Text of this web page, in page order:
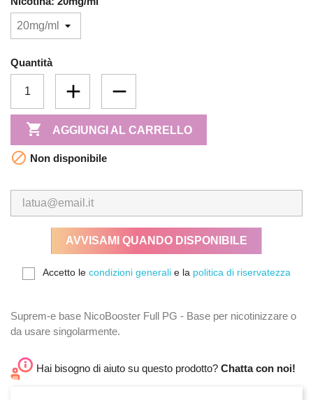
Quantità
 AGGIUNGI AL CARRELLO
 Non disponibile
AVVISAMI QUANDO DISPONIBILE
Accetto le condizioni generali e la politica di riservatezza
Suprem-e base NicoBooster Full PG - Base per nicotinizzare o
da usare singolarmente.
Hai bisogno di aiuto su questo prodotto? Chatta con noi!